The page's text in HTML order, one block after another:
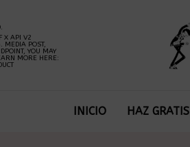
X API V2
MEDIA POST,
YOU MAY
MORE HERE:
INICIO HAZ GRATIS